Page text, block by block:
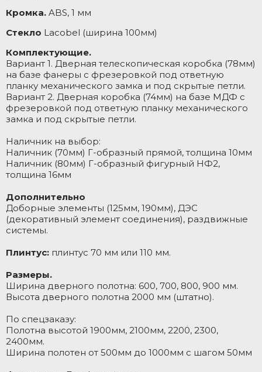
Кромка. ABS, 1 мм
Стекло Lacobel (ширина 100мм)
Комплектующие.
Вариант 1. Дверная телескопическая коробка (78мм)
на базе фанеры с фрезеровкой под ответную
планку механического замка и под скрытые петли.
Вариант 2. Дверная коробка (74мм) на базе МДФ с
фрезеровкой под ответную планку механического
замка и под скрытые петли.
Наличник на выбор:
Наличник (70мм) Г-образный прямой, толщина 10мм
Наличник (80мм) Г-образный фигурный НФ2,
толщина 16мм
Дополнительно
Доборные элементы (125мм, 190мм), ДЭС
(декоративный элемент соединения), раздвижные
системы.
Плинтус: плинтус 70 мм или 110 мм.
Размеры.
Ширина дверного полотна: 600, 700, 800, 900 мм.
Высота дверного полотна 2000 мм (штатно).
По спецзаказу:
Полотна высотой 1900мм, 2100мм, 2200, 2300,
2400мм.
Ширина полотен от 500мм до 1000мм с шагом 50мм